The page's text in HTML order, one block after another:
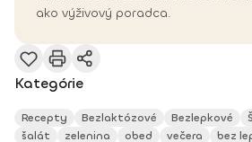
ako výživový poradca.
Kategórie
Recepty Bezlaktózové Bezlepkové
šalát
zelenina obed večera bez